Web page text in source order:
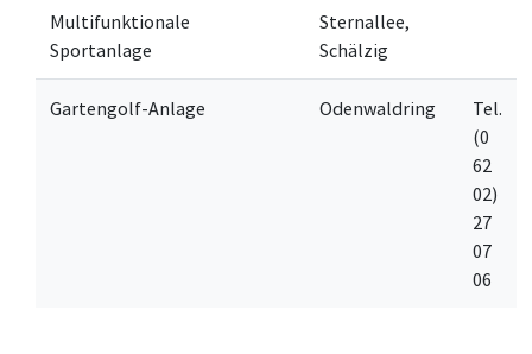
Multifunktionale
Sportanlage
Sternallee,
Schälzig
Gartengolf-Anlage Odenwaldring
Tel.
(0
62
02)
27
07
06